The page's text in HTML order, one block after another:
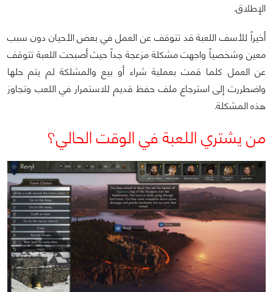
الإطلاق.
أخيراً للأسف اللعبة قد تتوقف عن العمل في بعض الأحيان دون سبب
معين وشخصياً واجهت مشكلة مزعجة جداً حيث أصبحت اللعبة تتوقف
عن العمل كلما قمت بعملية شراء أو بيع والمشلكة لم يتم حلها
واضطررت إلى استرجاع ملف حفظ قديم للاستمرار في اللعب وتجاوز
هذه المشكلة.
من يشتري اللعبة في الوقت الحالي؟